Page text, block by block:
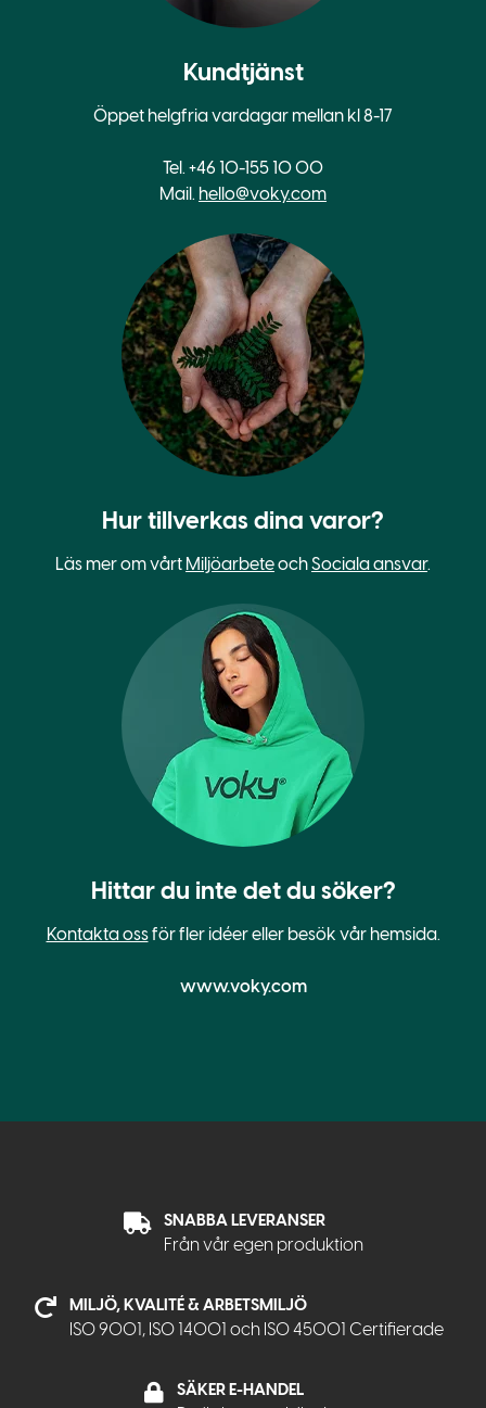
Kundtjänst
Öppet helgfria vardagar mellan kl 8-17
Tel. +46 10-155 10 00
Mail. hello@voky.com
Hur tillverkas dina varor?
Läs mer om vårt MiljöarbeteochSociala ansvar.
Hittar du inte det du söker?
Kontakta ossför fler idéer eller besök vår hemsida.
www.voky.com
SNABBA LEVERANSER
Från vår egen produktion
MILJÖ, KVALITÉ & ARBETSMILJÖ
ISO 9001, ISO 14001 och ISO 45001 Certifierade
SÄKER E-HANDEL